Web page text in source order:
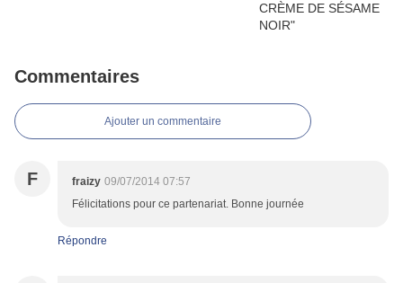
Commentaires
Ajouter un commentaire
F fraizy 09/07/2014 07:57
Félicitations pour ce partenariat. Bonne journée
Répondre